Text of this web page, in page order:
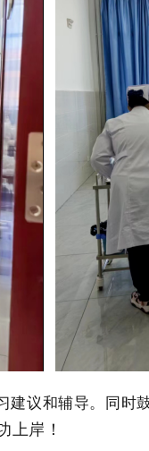
议和辅导。同时
上岸！